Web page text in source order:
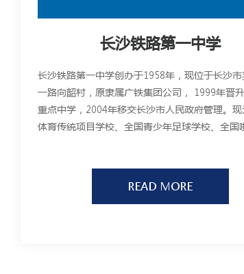
长沙铁路第一中学
长沙铁路第一中学创办于1958年，现位于长沙
一路向韶村，原隶属广铁集团公司， 1999年晋
重点中学，2004年移交长沙市人民政府管理。
体育传统项目学校、全国青少年足球学校、全国
READ MORE